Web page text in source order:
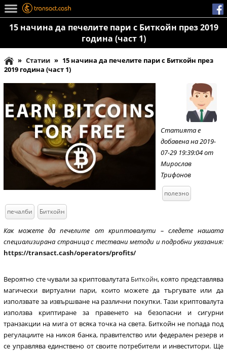
15 начина да печелите пари с Биткойн през 2019
година (част 1)
» Статии » 15 начина да печелите пари с Биткойн през
2019 година (част 1)
Статията е
добавена на 2019-
07-29 19:39:04 от
Мирослав
Трифонов
полезно
печалби Биткойн
Как можете да печелите от криптовалути – следете нашата
специализирана страница с тествани методи и подробни указания:
https://transact.cash/operators/profits/
Вероятно сте чували за криптовалутата Биткойн, която представлява
магически виртуални пари, които можете да търгувате или да
използвате за извършване на различни покупки. Тази криптовалута
използва криптиране за правенето на безопасни и сигурни
транзакции на мига от всяка точка на света. Биткойн не попада под
регулациите на никоя банка, правителство или федерален резерв и
се управлява единствено от своите потребители и инвеститори. Ще